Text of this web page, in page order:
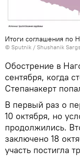
Итоги соглашения по
© Sputnik / Shushanik
Обострение в
сентября, когда
Степанакерт
В первый раз о
10 октября, но
продолжились.
заключено 18
участь постигла